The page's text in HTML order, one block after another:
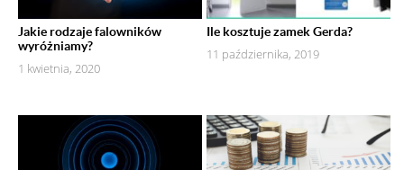
Jakie rodzaje falowników
wyróżniamy?
1 kwietnia, 2020
Ile kosztuje zamek Gerda?
11 października, 2019